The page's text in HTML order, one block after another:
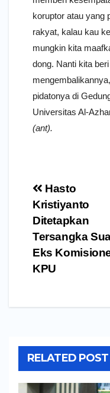
koruptor atau yang
rakyat, kalau kau
mungkin kita
dong. Nanti kita
pidatonya di
Universitas Al-
(ant).
Navigasi
pos
Hasto
Kristiyanto
Ditetapkan
Tersangka
Eks
KPU
RELATED POST